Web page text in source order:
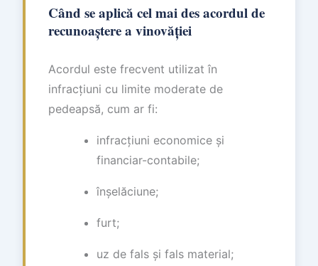
Când se aplică cel mai des acordul de
recunoaștere a vinovăției
Acordul este frecvent utilizat în
infracțiuni cu limite moderate de
pedeapsă, cum ar fi:
infracțiuni economice și
financiar-contabile;
înșelăciune;
furt;
uz de fals și fals material;